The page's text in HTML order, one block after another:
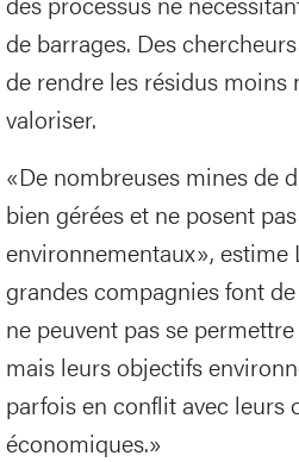
de barrages. Des
de rendre les résidus moins
valoriser.
«De nombreuses mines de
bien gérées et ne posent
environnementaux», estime
grandes compagnies font
ne peuvent pas se
mais leurs objectifs
parfois en conflit avec leurs
économiques.»